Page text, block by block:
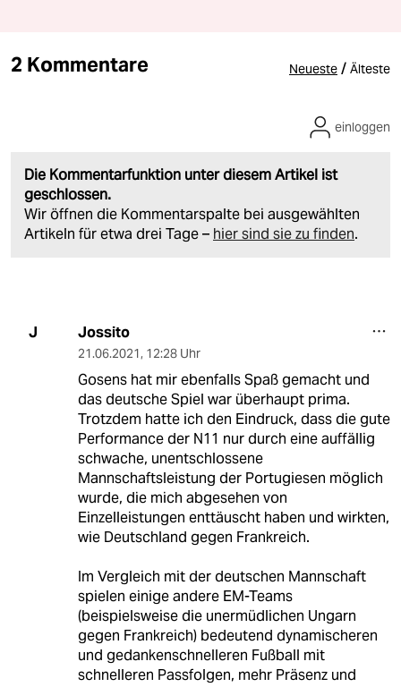
2 Kommentare Neueste / Älteste
Die Kommentarfunktion unter diesem Artikel ist
geschlossen.
Wir öffnen die Kommentarspalte bei ausgewählten
Artikeln für etwa drei Tage – hier sind sie zu finden.
einloggen
J Jossito
21.06.2021, 12:28 Uhr
Gosens hat mir ebenfalls Spaß gemacht und
das deutsche Spiel war überhaupt prima.
Trotzdem hatte ich den Eindruck, dass die gute
Performance der N11 nur durch eine auffällig
schwache, unentschlossene
Mannschaftsleistung der Portugiesen möglich
wurde, die mich abgesehen von
Einzelleistungen enttäuscht haben und wirkten,
wie Deutschland gegen Frankreich.
Im Vergleich mit der deutschen Mannschaft
spielen einige andere EM-Teams
(beispielsweise die unermüdlichen Ungarn
gegen Frankreich) bedeutend dynamischeren
und gedankenschnelleren Fußball mit
schnelleren Passfolgen, mehr Präsenz und